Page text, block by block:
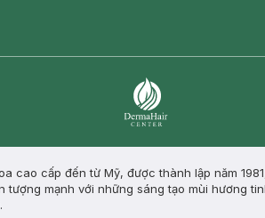
cao cấp đến từ Mỹ, được thành lập năm
tượng mạnh với những sáng tạo mùi hương